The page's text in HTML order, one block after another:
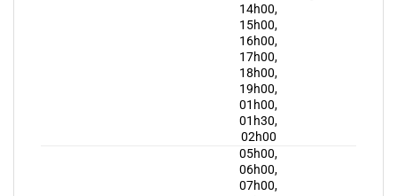
14h00,
15h00,
16h00,
17h00,
18h00,
19h00,
01h00,
01h30,
02h00
05h00,
06h00,
07h00,